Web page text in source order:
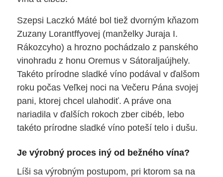
Szepsi Laczkó Máté bol tiež dvorným kňazom
Zuzany Lorantffyovej (manželky Juraja I.
Rákozcyho) a hrozno pochádzalo z panského
vinohradu z honu Oremus v Sátoraljaújhely.
Takéto prírodne sladké víno podával v ďalšom
roku počas Veľkej noci na Večeru Pána svojej
pani, ktorej chcel ulahodiť. A práve ona
nariadila v ďalších rokoch zber cibéb, lebo
takéto prírodne sladké víno poteší telo i dušu.
Je výrobný proces iný od bežného vína?
Líši sa výrobným postupom, pri ktorom sa na